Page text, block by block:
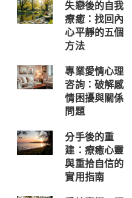
失戀後的自我
療癒：找回內
心平靜的五個
方法
專業愛情心理
咨詢：破解感
情困擾與關係
問題
分手後的重
建：療癒心靈
與重拾自信的
實用指南